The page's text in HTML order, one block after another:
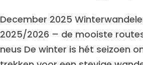
December 2025
2025/2026 – de mooiste
neus De winter is hét seizoen